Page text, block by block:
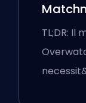
Senso
TL;DR: